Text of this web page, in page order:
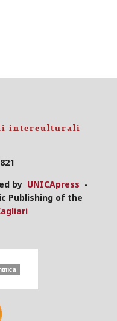
by UNICApress -
Publishing of the